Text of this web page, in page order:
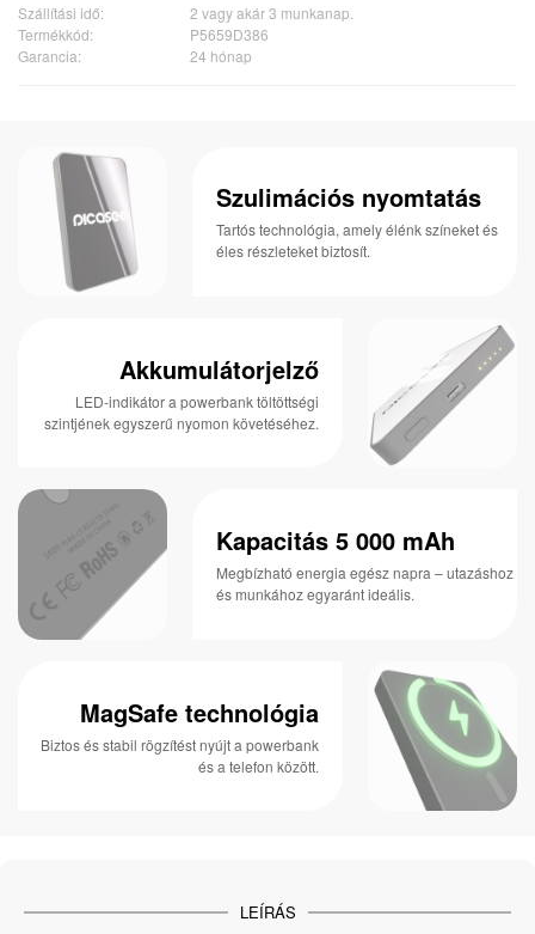
Szállítási idő:
2 vagy akár 3 munkanap.
Termékkód:
P5659D386
Garancia:
24 hónap
Szulimációs nyomtatás
Tartós technológia, amely élénk színeket és
éles részleteket biztosít.
Akkumulátorjelző
LED-indikátor a powerbank töltöttségi
szintjének egyszerű nyomon követéséhez.
Kapacitás 5 000 mAh
Megbízható energia egész napra – utazáshoz
és munkához egyaránt ideális.
MagSafe technológia
Biztos és stabil rögzítést nyújt a powerbank
és a telefon között.
LEÍRÁS